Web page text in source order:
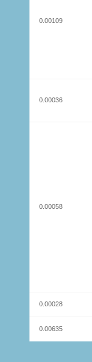
0.00109
0.00036
0.00058
0.00028
0.00635